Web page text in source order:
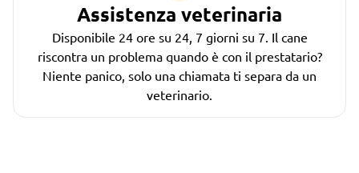
Assistenza veterinaria
Disponibile 24 ore su 24, 7 giorni su 7. Il cane
riscontra un problema quando è con il prestatario?
Niente panico, solo una chiamata ti separa da un
veterinario.